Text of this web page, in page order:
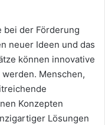
bei der Förderung
neuer Ideen und das
können innovative
Menschen,
Konzepten
Lösungen